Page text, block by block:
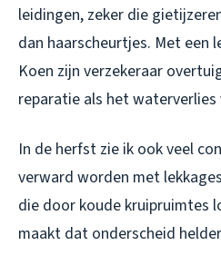
leidingen, zeker die
dan haarscheurtjes. Met een
Koen zijn verzekeraar
reparatie als het waterverlies
In de herfst zie ik ook veel
verward worden met
die door koude kruipruimtes
maakt dat onderscheid